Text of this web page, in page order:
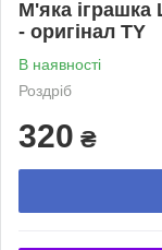
М'яка іграшка
- оригінал TY
В наявності
Роздріб
320 ₴